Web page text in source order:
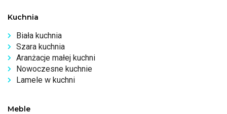
Kuchnia
Biała kuchnia
Szara kuchnia
Aranżacje małej kuchni
Nowoczesne kuchnie
Lamele w kuchni
Meble